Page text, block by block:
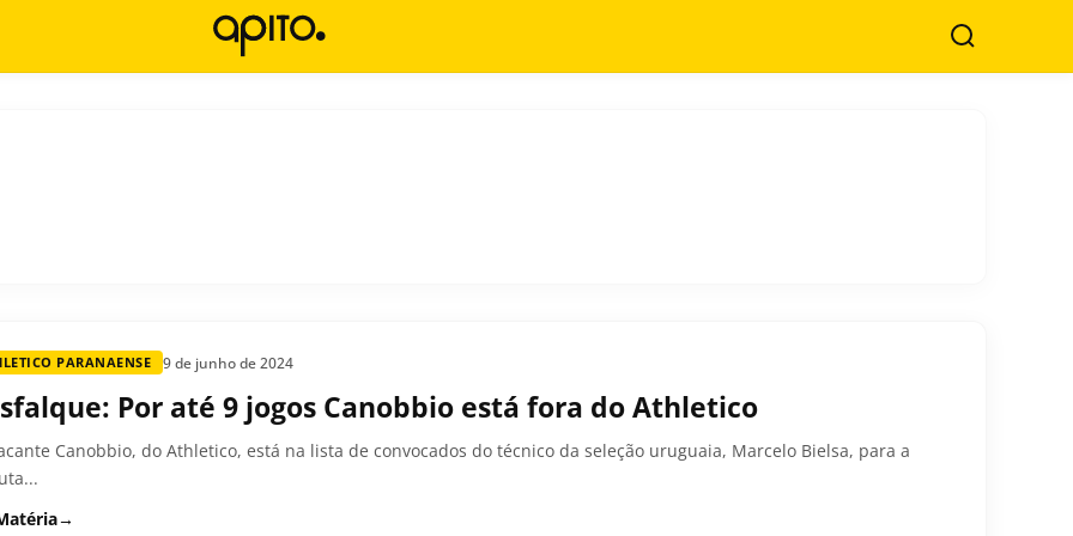
Buscar
PARANAENSE 9 de junho de 2024
Por até 9 jogos Canobbio está fora do Athletico
Canobbio, do Athletico, está na lista de convocados do técnico da seleção uruguaia, Marcelo Bielsa, para a
→